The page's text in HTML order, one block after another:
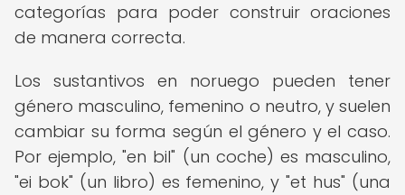
categorías para poder construir oraciones
de manera correcta.
Los sustantivos en noruego pueden tener
género masculino, femenino o neutro, y suelen
cambiar su forma según el género y el caso.
Por ejemplo, "en bil" (un coche) es masculino,
"ei bok" (un libro) es femenino, y "et hus" (una